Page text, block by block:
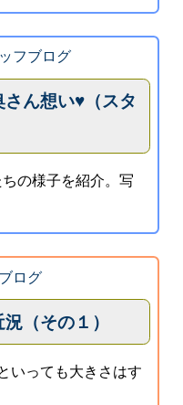
フブログ
ん想い♥（スタ
の様子を紹介。写
ログ
（その１）
いっても大きさはす